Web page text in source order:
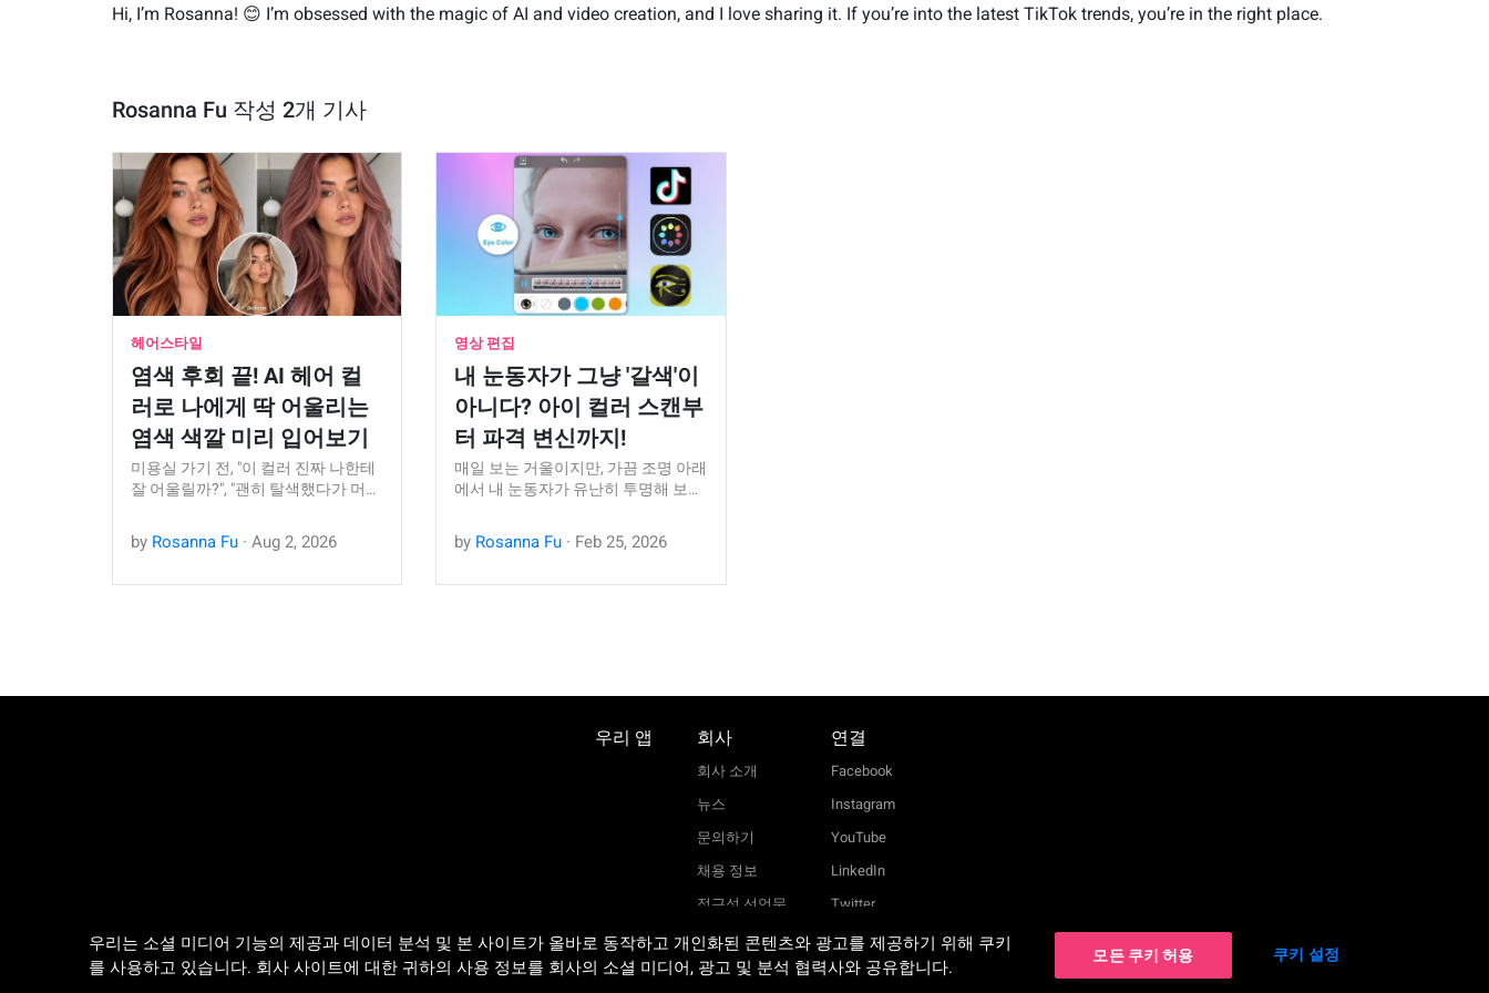
Hi, I’m Rosanna! 😊 I’m obsessed with the magic of AI and video creation, and I love sharing it. If you’re into the latest TikTok trends, you’re in the right place.
Rosanna Fu 작성 2개 기사
헤어스타일
염색 후회 끝! AI 헤어 컬
러로 나에게 딱 어울리는
염색 색깔 미리 입어보기
미용실 가기 전, "이 컬러 진짜 나한테
잘 어울릴까?", "괜히 탈색했다가 머…
by Rosanna Fu· Aug 2, 2026
영상 편집
내 눈동자가 그냥 '갈색'이
아니다? 아이 컬러 스캔부
터 파격 변신까지!
매일 보는 거울이지만, 가끔 조명 아래
에서 내 눈동자가 유난히 투명해 보…
by Rosanna Fu · Feb 25, 2026
우리 앱 회사
회사 소개
뉴스
문의하기
채용 정보
접근성 선언문
연결
Facebook
Instagram
YouTube
LinkedIn
Twitter
우리는 소셜 미디어 기능의 제공과 데이터 분석 및 본 사이트가 올바로 동작하고 개인화된 콘텐츠와 광고를 제공하기 위해 쿠키
를 사용하고 있습니다. 회사 사이트에 대한 귀하의 사용 정보를 회사의 소셜 미디어, 광고 및 분석 협력사와 공유합니다.
쿠키 설정
모든 쿠키 허용